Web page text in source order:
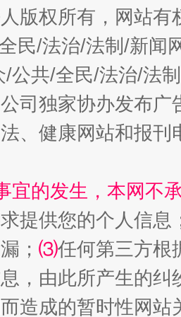
声名
版权所有，网站
民/法治/法制/新闻
/公共/全民/法治/法
公司独家协办发布
、健康网站和报
宜的发生，本网不
提供您的个人信息
； ⑶任何第三方根
，由此所产生的纠
造成的暂时性网